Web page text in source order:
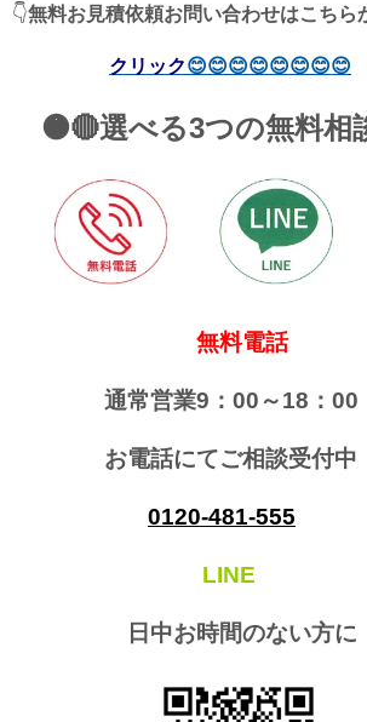
👇無料お見積依頼お問い合わせはこちら
クリック😊😊😊😊😊😊😊😊
🟠🔴選べる3つの無料相
無料電話
通常営業9：00～18：00
お電話にてご相談受付中
0120-481-555
LINE
日中お時間のない方に